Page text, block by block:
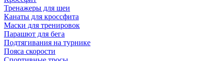
Тренажеры для шеи
Канаты для кроссфита
Маски для тренировок
Парашют для бега
Подтягивания на турнике
Пояса скорости